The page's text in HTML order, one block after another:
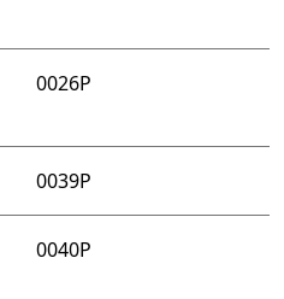
0026P
0039P
0040P